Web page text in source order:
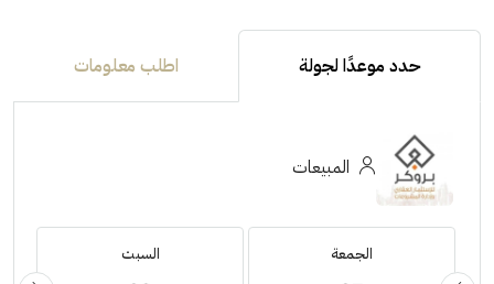
حدد موعدًا لجولة اطلب معلومات
المبيعات
الجمعة السبت